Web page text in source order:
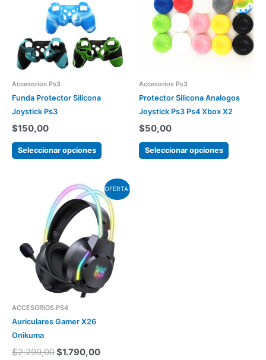
Accesorios Ps3
Funda Protector Silicona
Joystick Ps3
$150,00
Seleccionar opciones
opciones
se
del
producto
Accesorios Ps3
Protector Silicona Analogos
Joystick Ps3 Ps4 Xbox X2
$50,00
Seleccionar opciones
varias
variantes.
Las
opciones
en
la
del
producto
OFERTA!
ACCESORIOS PS4
Auriculares Gamer X26
Onikuma
$2.290,00
precio
original
era:
$2.290,00.
$1.790,00
El
precio
actual
es:
$1.790,00.
Este
producto
tiene
varias
variantes.
Las
opciones
se